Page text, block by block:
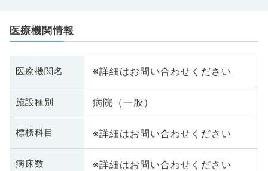
医療機関情報
医療機関名 ※詳細はお問い合わせください
施設種別 病院（一般）
標榜科目 ※詳細はお問い合わせください
病床数 ※詳細はお問い合わせください